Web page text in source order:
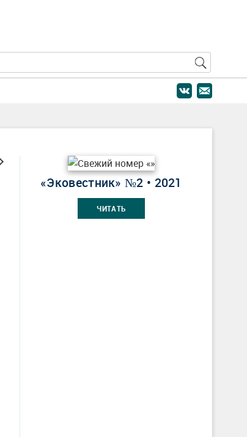
«Эковестник» №2 • 2021
ЧИТАТЬ